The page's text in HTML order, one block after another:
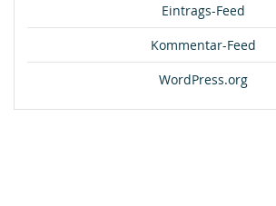
Eintrags-Feed
Kommentar-Feed
WordPress.org